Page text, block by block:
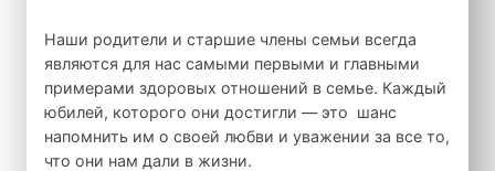
Наши родители и старшие члены семьи всегда
являются для нас самыми первыми и главными
примерами здоровых отношений в семье. Каждый
юбилей, которого они достигли — это шанс
напомнить им о своей любви и уважении за все то,
что они нам дали в жизни.